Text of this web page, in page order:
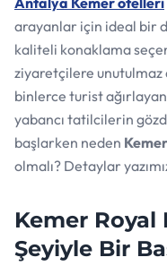
arayanlar için ideal bir
kaliteli konaklama
ziyaretçilere unutulmaz
binlerce turist
yabancı tatilcilerin
başlarken neden
olmalı? Detaylar
Kemer Royal
Şeyiyle Bir